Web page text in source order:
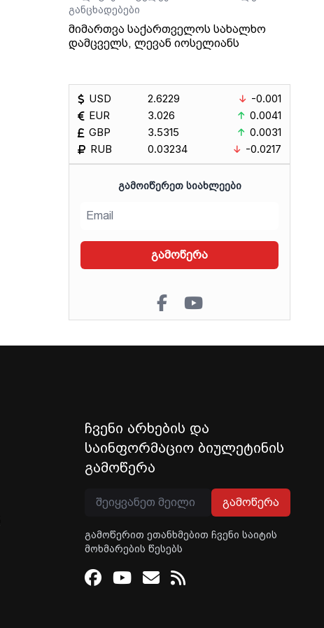
განცხადებები
მიმართვა საქართველოს სახალხო
დამცველს, ლევან იოსელიანს
USD
EUR
GBP
RUB
2.6229
3.026
3.5315
0.03234
-0.001
0.0041
0.0031
-0.0217
ᲒᲐᲛᲝᲘᲬᲔᲠᲔᲗ ᲡᲘᲐᲮᲚᲔᲔᲑᲘ
გამოწერა
ჩვენი არხების და
საინფორმაციო ბიულეტინის
გამოწერა
გამოწერა
გამოწერით ეთანხმებით ჩვენი საიტის
მოხმარების წესებს
Facebook
Youtube
Email
RSS